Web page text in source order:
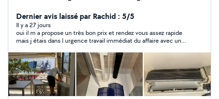
dépannage de climatiseurs monosplit, multisplit et
pompes à chaleur. Nettoyage complet unité intérieure
et extérieure Nettoyage filtres, turbine et bac à
condensats Prévention des fuites d'eau et mauvaises
odeurs Vérification du bon fonctionnement Dépannage
et diagnostic de pannes Intervention rapide Secteur :
Cannes, La Bocca, Le Cannet, Mandelieu, Mougins,
Vallauris, Antibes et alentours. Mon objectif : un travail
propre, un service de qualité et des clients satisfaits.
Dernier avis laissé par Rachid : 5/5
Il y a 27 jours
oui il m a propose un très bon prix et rendez vous assez rapide
mais j étais dans l urgence travail immédiat du affaire avec un